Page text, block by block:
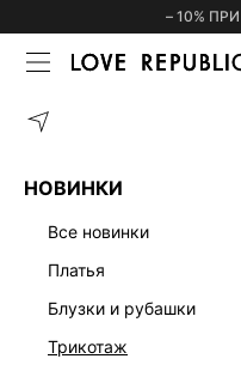
– 10%
НОВИНКИ
все новинки
платья
блузки и рубашки
трикотаж
ГЛАВНАЯ